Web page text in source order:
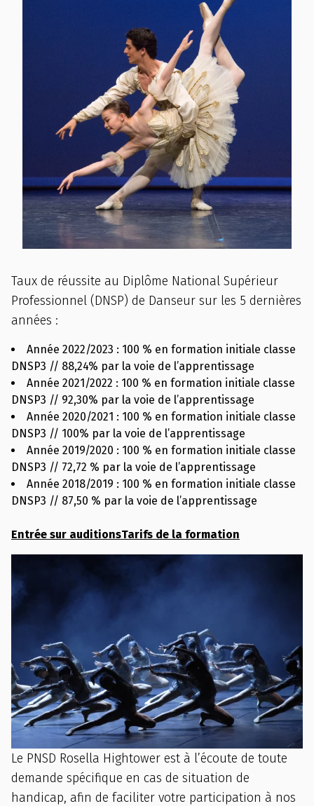
Taux de réussite au Diplôme National Supérieur
Professionnel (DNSP) de Danseur sur les 5 dernières
années :
Année 2022/2023 : 100 % en formation initiale classe
DNSP3 // 88,24% par la voie de l’apprentissage
Année 2021/2022 : 100 % en formation initiale classe
DNSP3 // 92,30% par la voie de l’apprentissage
Année 2020/2021 : 100 % en formation initiale classe
DNSP3 // 100% par la voie de l’apprentissage
Année 2019/2020 : 100 % en formation initiale classe
DNSP3 // 72,72 % par la voie de l’apprentissage
Année 2018/2019 : 100 % en formation initiale classe
DNSP3 // 87,50 % par la voie de l’apprentissage
Entrée sur auditionsTarifs de la formation
Le PNSD Rosella Hightower est à l’écoute de toute
demande spécifique en cas de situation de
handicap, afin de faciliter votre participation à nos